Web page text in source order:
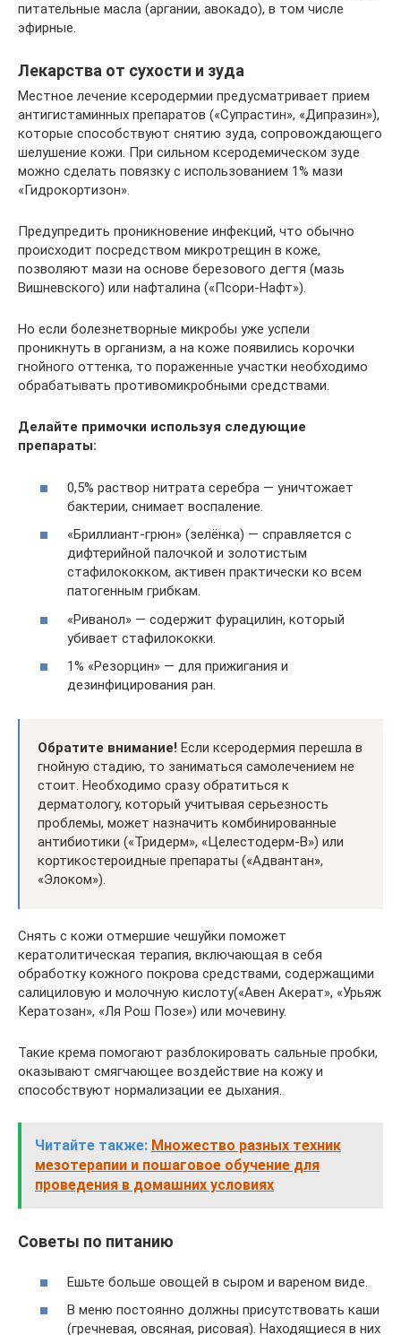
питательные масла (аргании, авокадо), в том числе
эфирные.
Лекарства от сухости и зуда
Местное лечение ксеродермии предусматривает прием
антигистаминных препаратов («Супрастин», «Дипразин»),
которые способствуют снятию зуда, сопровождающего
шелушение кожи. При сильном ксеродемическом зуде
можно сделать повязку с использованием 1% мази
«Гидрокортизон».
Предупредить проникновение инфекций, что обычно
происходит посредством микротрещин в коже,
позволяют мази на основе березового дегтя (мазь
Вишневского) или нафталина («Псори-Нафт»).
Но если болезнетворные микробы уже успели
проникнуть в организм, а на коже появились корочки
гнойного оттенка, то пораженные участки необходимо
обрабатывать противомикробными средствами.
Делайте примочки используя следующие
препараты:
0,5% раствор нитрата серебра — уничтожает
бактерии, снимает воспаление.
«Бриллиант-грюн» (зелёнка) — справляется с
дифтерийной палочкой и золотистым
стафилококком, активен практически ко всем
патогенным грибкам.
«Риванол» — содержит фурацилин, который
убивает стафилококки.
1% «Резорцин» — для прижигания и
дезинфицирования ран.
Обратите внимание! Если ксеродермия перешла в
гнойную стадию, то заниматься самолечением не
стоит. Необходимо сразу обратиться к
дерматологу, который учитывая серьезность
проблемы, может назначить комбинированные
антибиотики («Тридерм», «Целестодерм-В») или
кортикостероидные препараты («Адвантан»,
«Элоком»).
Снять с кожи отмершие чешуйки поможет
кератолитическая терапия, включающая в себя
обработку кожного покрова средствами, содержащими
салициловую и молочную кислоту(«Авен Акерат», «Урьяж
Кератозан», «Ля Рош Позе») или мочевину.
Такие крема помогают разблокировать сальные пробки,
оказывают смягчающее воздействие на кожу и
способствуют нормализации ее дыхания.
Читайте также: Множество разных техник
мезотерапии и пошаговое обучение для
проведения в домашних условиях
Советы по питанию
Ешьте больше овощей в сыром и вареном виде.
В меню постоянно должны присутствовать каши
(гречневая, овсяная, рисовая). Находящиеся в них